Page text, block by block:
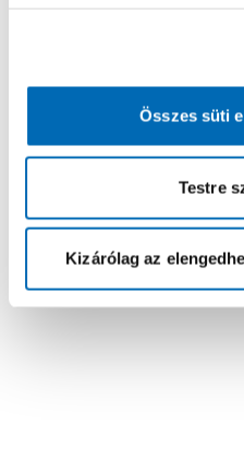
Összes süti
Testre
Kizárólag az